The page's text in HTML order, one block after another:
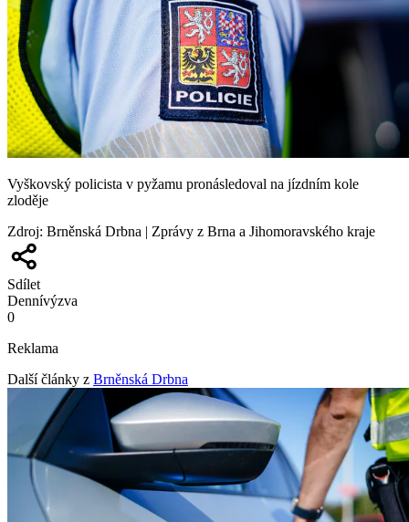
Vyškovský policista v pyžamu pronásledoval na jízdním kole
zloděje
Zdroj: Brněnská Drbna | Zprávy z Brna a Jihomoravského kraje
Sdílet
Dennívýzva
0
Reklama
Další články z Brněnská Drbna